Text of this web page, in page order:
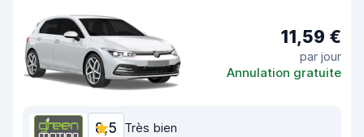
11,59 €
par jour
Annulation gratuite
8,5 Très bien